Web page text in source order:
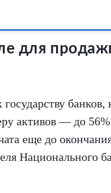
для
банков,
активов — до
еще до
Национального